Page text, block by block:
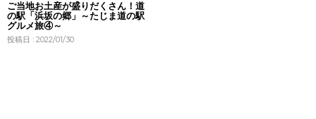
ご当地お土産が盛りだくさん！道
の駅「浜坂の郷」～たじま道の駅
グルメ旅④～
投稿日 : 2022/01/30